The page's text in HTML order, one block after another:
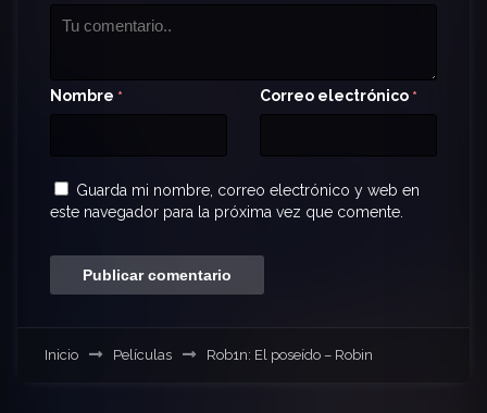
Nombre * Correo electrónico *
Guarda mi nombre, correo electrónico y web en
este navegador para la próxima vez que comente.
Inicio Películas Rob1n: El poseído – Robin